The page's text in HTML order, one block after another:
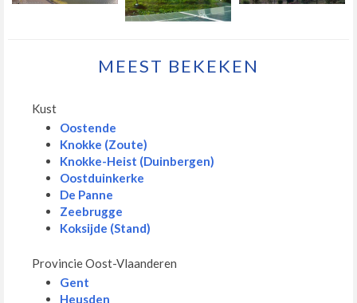
MEEST BEKEKEN
Kust
Oostende
Knokke (Zoute)
Knokke-Heist (Duinbergen)
Oostduinkerke
De Panne
Zeebrugge
Koksijde (Stand)
Provincie Oost-Vlaanderen
Gent
Heusden